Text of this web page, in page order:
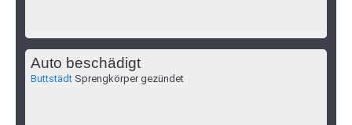
Auto beschädigt
Buttstädt Sprengkörper gezündet